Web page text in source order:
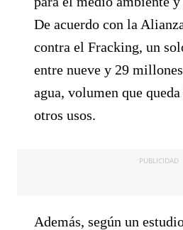
De acuerdo con la
contra el Fracking, un
entre nueve y 29
agua, volumen que
otros usos.
PUBLICIDAD
Además, según un